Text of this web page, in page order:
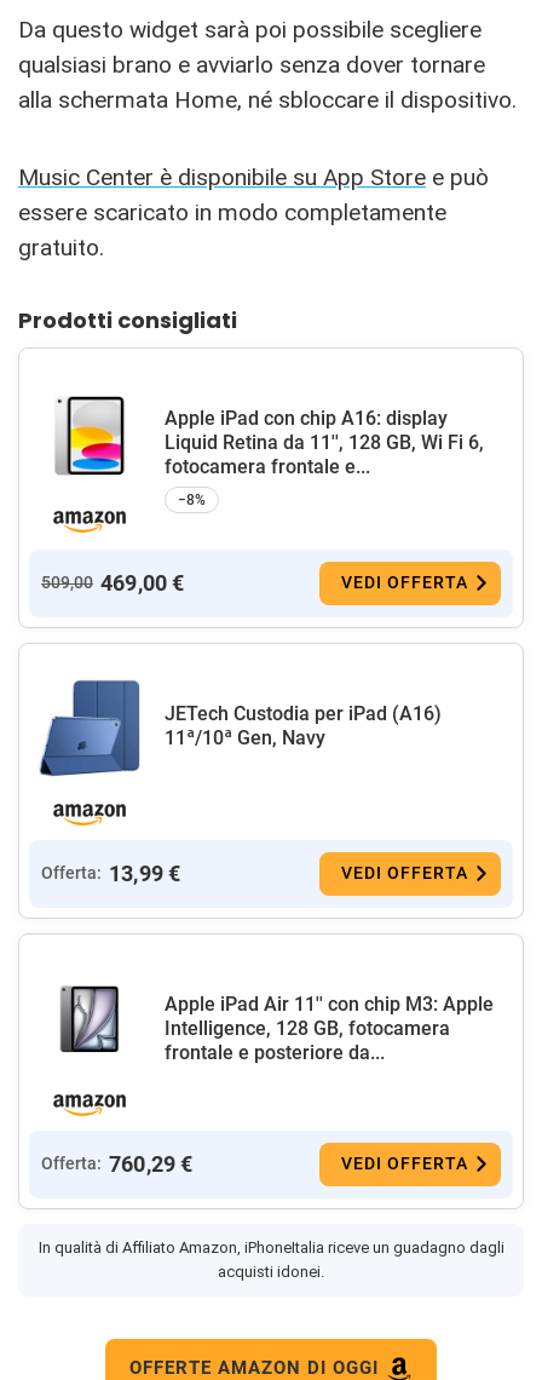
Da questo widget sarà poi possibile scegliere
qualsiasi brano e avviarlo senza dover tornare
alla schermata Home, né sbloccare il dispositivo.
Music Center è disponibile su App Store e può
essere scaricato in modo completamente
gratuito.
Prodotti consigliati
Apple iPad con chip A16: display
Liquid Retina da 11'', 128 GB, Wi Fi 6,
fotocamera frontale e...
−8%
509,00 469,00 € VEDI OFFERTA
JETech Custodia per iPad (A16)
11ª/10ª Gen, Navy
Offerta: 13,99 € VEDI OFFERTA
Apple iPad Air 11'' con chip M3: Apple
Intelligence, 128 GB, fotocamera
frontale e posteriore da...
Offerta: 760,29 € VEDI OFFERTA
In qualità di Affiliato Amazon, iPhoneItalia riceve un guadagno dagli
acquisti idonei.
OFFERTE AMAZON DI OGGI